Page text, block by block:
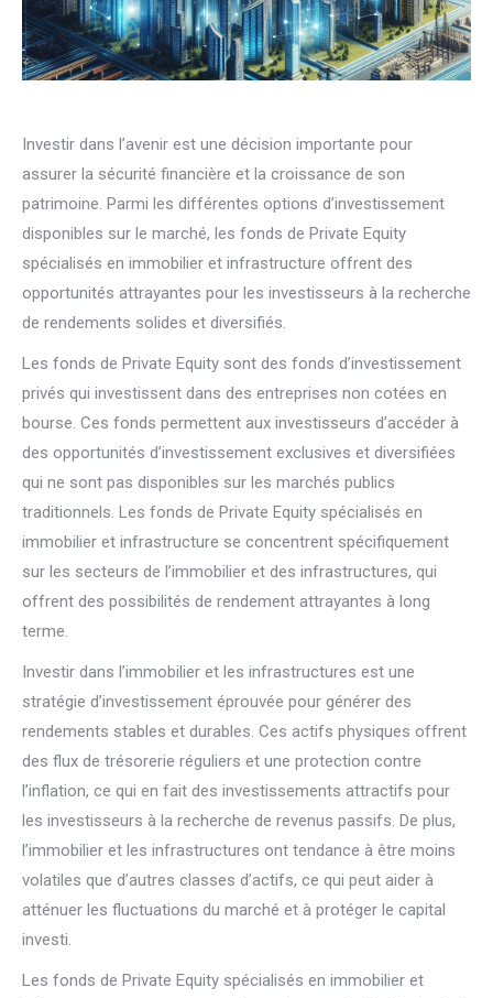
Investir dans l’avenir est une décision importante pour
assurer la sécurité financière et la croissance de son
patrimoine. Parmi les différentes options d’investissement
disponibles sur le marché, les fonds de Private Equity
spécialisés en immobilier et infrastructure offrent des
opportunités attrayantes pour les investisseurs à la recherche
de rendements solides et diversifiés.
Les fonds de Private Equity sont des fonds d’investissement
privés qui investissent dans des entreprises non cotées en
bourse. Ces fonds permettent aux investisseurs d’accéder à
des opportunités d’investissement exclusives et diversifiées
qui ne sont pas disponibles sur les marchés publics
traditionnels. Les fonds de Private Equity spécialisés en
immobilier et infrastructure se concentrent spécifiquement
sur les secteurs de l’immobilier et des infrastructures, qui
offrent des possibilités de rendement attrayantes à long
terme.
Investir dans l’immobilier et les infrastructures est une
stratégie d’investissement éprouvée pour générer des
rendements stables et durables. Ces actifs physiques offrent
des flux de trésorerie réguliers et une protection contre
l’inflation, ce qui en fait des investissements attractifs pour
les investisseurs à la recherche de revenus passifs. De plus,
l’immobilier et les infrastructures ont tendance à être moins
volatiles que d’autres classes d’actifs, ce qui peut aider à
atténuer les fluctuations du marché et à protéger le capital
investi.
Les fonds de Private Equity spécialisés en immobilier et